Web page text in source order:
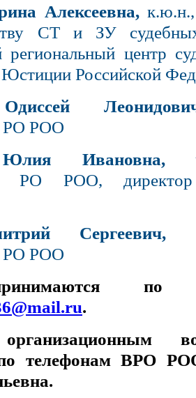
Алексеевна,к.ю.н.,
СТ и ЗУ
центр
Российской
РО РОО
Юлия Ивановна,
РО РОО,
Сергеевич,
РО РОО
по
.
телефонам ВРО